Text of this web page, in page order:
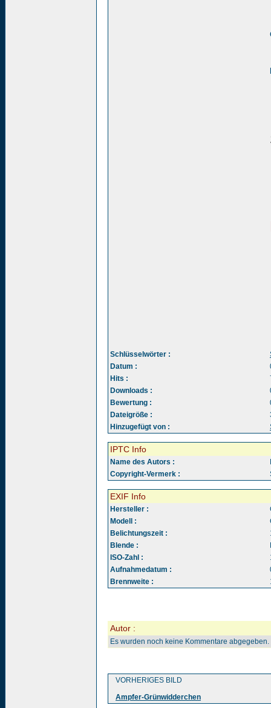
Schlüsselwörter :
Datum :
Hits :
Downloads :
Bewertung :
Dateigröße :
Hinzugefügt von :
IPTC Info
Name des Autors :
Copyright-Vermerk :
EXIF Info
Hersteller :
Modell :
Belichtungszeit :
Blende :
ISO-Zahl :
Aufnahmedatum :
Brennweite :
Autor :
Es wurden noch keine Kommentare abgegeben.
VORHERIGES BILD
Ampfer-Grünwidderchen